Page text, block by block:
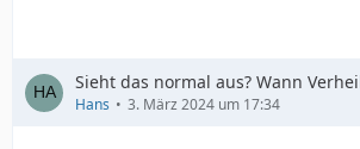
Sieht das normal aus? Wann
Hans 3. März 2024 um 17:34